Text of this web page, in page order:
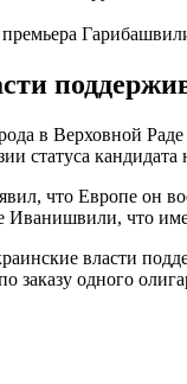
в Верховной
статуса
что Европе он
Иванишвили, что
власти
заказу одного